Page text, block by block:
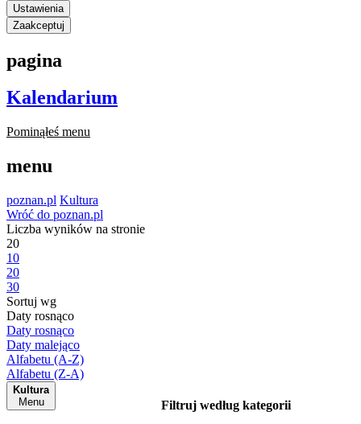
Ustawienia
Zaakceptuj
pagina
Kalendarium
Pominąłeś menu
menu
poznan.pl Kultura
Wróć do poznan.pl
Liczba wyników na stronie
20
10
20
30
Sortuj wg
Daty rosnąco
Daty rosnąco
Daty malejąco
Alfabetu (A-Z)
Alfabetu (Z-A)
Kultura
Menu
Filtruj według kategorii